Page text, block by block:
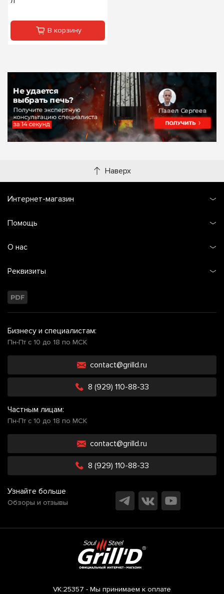
В корзину
Наверх
Интернет-магазин
Помощь
О нас
Реквизиты
Бизнесу и специалистам:
Пн-Пт с 10 до 18 по МСК
contact@grilld.ru
8 (929) 110-88-33
Частным лицам:
Пн-Пт с 10 до 18 по МСК
contact@grilld.ru
8 (929) 110-88-33
Узнайте больше
Обзоры и отзывы
VK:25357 - Мы принимаем к оплате